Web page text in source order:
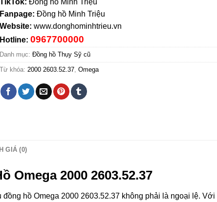
TikTok: Đồng hồ Minh Triệu
Fanpage: Đồng hồ Minh Triệu
Website: www.donghominhtrieu.vn
Hotline: 0967700000
Danh mục: Đồng hồ Thụy Sỹ cũ
Từ khóa: 2000 2603.52.37, Omega
GIÁ (0)
2000 2603.52.37
hồ Omega 2000 2603.52.37 không phải là ngoại lệ.